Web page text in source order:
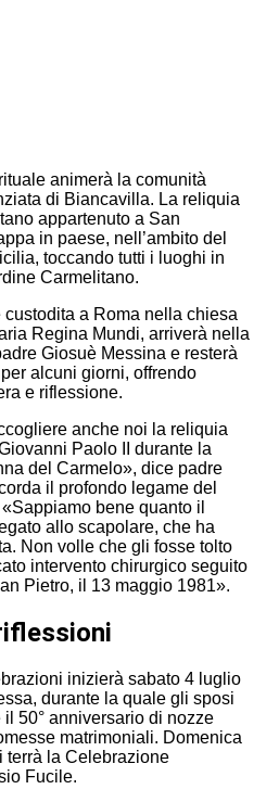
animerà la comunità
di Biancavilla. La reliquia
appartenuto a San
in paese, nell’ambito del
toccando tutti i luoghi in
Carmelitano.
custodita a Roma nella chiesa
Regina Mundi, arriverà nella
Giosuè Messina e resterà
alcuni giorni, offrendo
e riflessione.
anche noi la reliquia
Paolo II durante la
del Carmelo», dice padre
il profondo legame del
bene quanto il
allo scapolare, che ha
Non volle che gli fosse tolto
intervento chirurgico seguito
Pietro, il 13 maggio 1981».
inizierà sabato 4 luglio
durante la quale gli sposi
50° anniversario di nozze
matrimoniali. Domenica
terrà la Celebrazione
Fucile.